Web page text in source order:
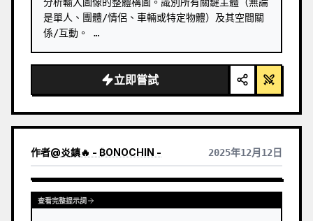
是單人、團體/情侶、車輛或特定物體）及其空間關
係/互動。 …
立即嘗試
作者@炎鎮🔥 - ₿ONOCHIN - 2025年12月12日
查看其他模型的結果
查看完整提示詞